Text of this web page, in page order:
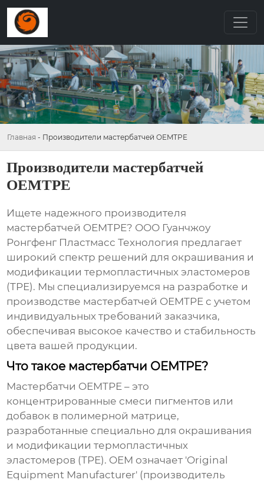
Главная - Производители мастербатчей OEMTPE
Производители мастербатчей
OEMTPE
Ищете надежного производителя
мастербатчей OEMTPE? ООО Гуанчжоу
Ронгфенг Пластмасс Технология предлагает
широкий спектр решений для окрашивания и
модификации термопластичных эластомеров
(TPE). Мы специализируемся на разработке и
производстве мастербатчей OEMTPE с учетом
индивидуальных требований заказчика,
обеспечивая высокое качество и стабильность
цвета вашей продукции.
Что такое мастербатчи OEMTPE?
Мастербатчи OEMTPE – это
концентрированные смеси пигментов или
добавок в полимерной матрице,
разработанные специально для окрашивания
и модификации термопластичных
эластомеров (TPE). OEM означает 'Original
Equipment Manufacturer' (производитель